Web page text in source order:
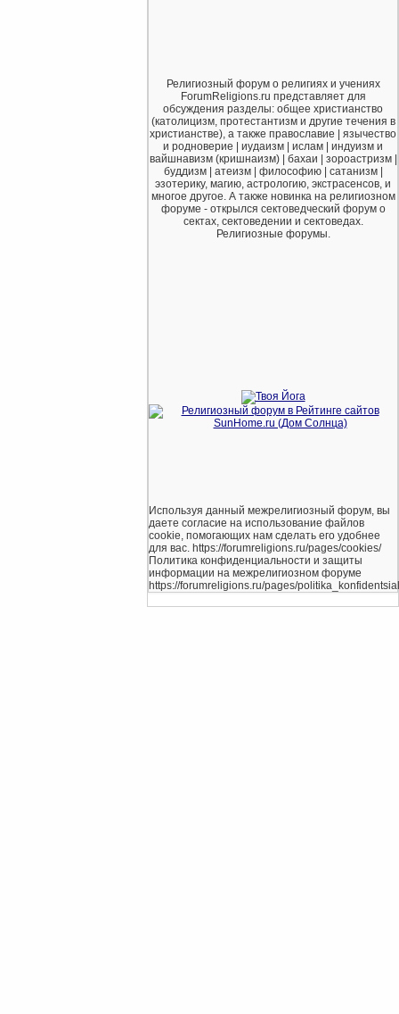
Религиозный форум о религиях и учениях
ForumReligions.ru представляет для
обсуждения разделы: общее христианство
(католицизм, протестантизм и другие течения в
христианстве), а также православие | язычество
и родноверие | иудаизм | ислам | индуизм и
вайшнавизм (кришнаизм) | бахаи | зороастризм |
буддизм | атеизм | философию | сатанизм |
эзотерику, магию, астрологию, экстрасенсов, и
многое другое. А также новинка на религиозном
форуме - открылся сектоведческий форум о
сектах, сектоведении и сектоведах.
Религиозные форумы.
Используя данный межрелигиозный форум, вы
даете согласие на использование файлов
cookie, помогающих нам сделать его удобнее
для вас. https://forumreligions.ru/pages/cookies/
Политика конфиденциальности и защиты
информации на межрелигиозном форуме
https://forumreligions.ru/pages/